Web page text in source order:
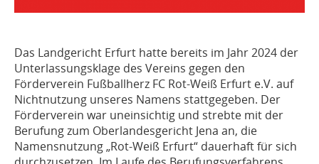
Das Landgericht Erfurt hatte bereits im Jahr 2024 der
Unterlassungsklage des Vereins gegen den
Förderverein Fußballherz FC Rot-Weiß Erfurt e.V. auf
Nichtnutzung unseres Namens stattgegeben. Der
Förderverein war uneinsichtig und strebte mit der
Berufung zum Oberlandesgericht Jena an, die
Namensnutzung „Rot-Weiß Erfurt“ dauerhaft für sich